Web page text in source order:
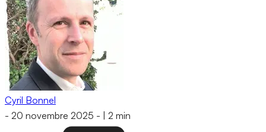
Cyril Bonnel
- 20 novembre 2025 - 2 min